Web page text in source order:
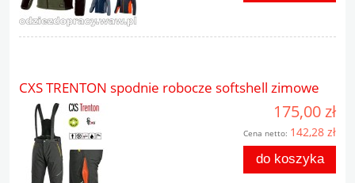
CXS TRENTON spodnie robocze softshell zimowe
175,00 zł
Cena netto: 142,28 zł
do koszyka